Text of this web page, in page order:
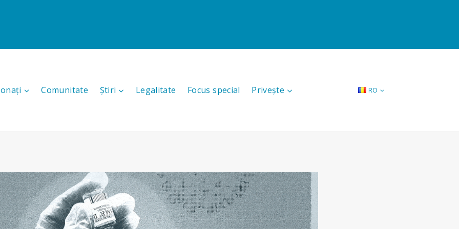
Comunitate Știri Legalitate Focus special Privește RO